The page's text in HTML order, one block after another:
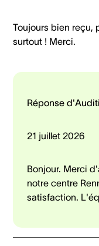
Toujours bien reçu,
surtout ! Merci.
Réponse
21 juillet 2026
Bonjour. Merci
notre centre
satisfaction.